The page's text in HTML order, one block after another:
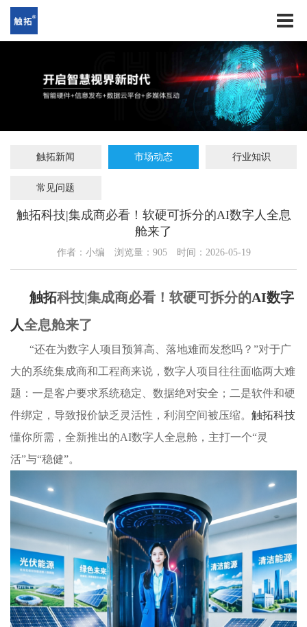
触拓新闻 市场动态 行业知识
常见问题
触拓科技|集成商必看！软硬可拆分的AI数字人全息
舱来了
作者：小编 浏览量： 905 时间：2026-05-19
触拓科技|集成商必看！软硬可拆分的AI数字
人全息舱来了
“还在为数字人项目预算高、落地难而发愁吗？”对于广
大的系统集成商和工程商来说，数字人项目往往面临两大难
题：一是客户要求系统稳定、数据绝对安全；二是软件和硬
件绑定，导致报价缺乏灵活性，利润空间被压缩。 触拓科技
懂你所需，全新推出的AI数字人全息舱，主打一个“灵
活”与“稳健”。